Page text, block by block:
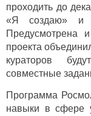
проходить до
«Я создаю» и
Предусмотрена
проекта
кураторов
совместные
Программа
навыки в сфере